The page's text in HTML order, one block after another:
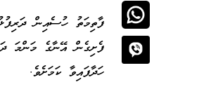
ހަދާފައިވާ ކަމަށެވެ.